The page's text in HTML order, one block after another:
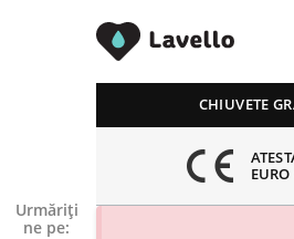
Urmăriți-
ne pe:
CHIUVETE
EURO